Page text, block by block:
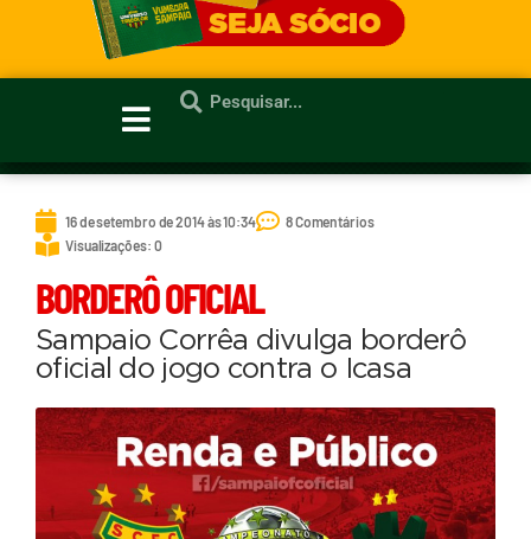
16 de setembro de 2014 às 10:34
8 Comentários
Visualizações: 0
BORDERÔ OFICIAL
Sampaio Corrêa divulga borderô
oficial do jogo contra o Icasa